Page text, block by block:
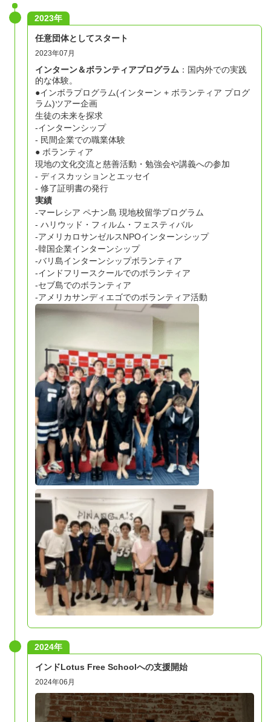
2023年
任意団体としてスタート
2023年07月
インターン＆ボランティアプログラム ：国内外での実践
的な体験。
●インボラプログラム(インターン + ボランティア プログ
ラム)ツアー企画
生徒の未来を探求
-インターンシップ
- 民間企業での職業体験
● ボランティア
現地の文化交流と慈善活動・勉強会や講義への参加
- ディスカッションとエッセイ
- 修了証明書の発行
実績
-マーレシア ペナン島 現地校留学プログラム
- ハリウッド・フィルム・フェスティバル
-アメリカロサンゼルスNPOインターンシップ
-韓国企業インターンシップ
-バリ島インターンシップボランティア
-インドフリースクールでのボランティア
-セブ島でのボランティア
-アメリカサンディエゴでのボランティア活動
2024年
インドLotus Free Schoolへの支援開始
2024年06月